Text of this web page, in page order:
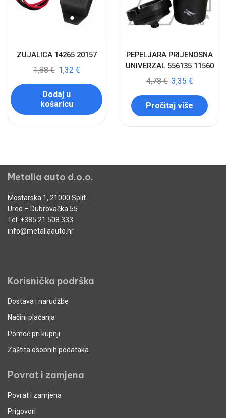
ZUJALICA 14265 20157
1,88€ 1,32 €
Dodaj u
košaricu
PEPELJARA PRIJENOSNA
UNIVERZAL 556135 11560
4,78€ 3,35 €
Pročitaj više
Metalia auto d.o.o.
Mostarska 1, 21000 Split
Ured – Dubrovačka 55
Tel: +385 21 508 333
info@metaliaauto.hr
Korisnička podrška
Dostava i narudžbe
Načini plaćanja
Pomoć pri kupnji
Zaštita osobnih podataka
Povrat i zamjena
Povrat i zamjena
Prigovori